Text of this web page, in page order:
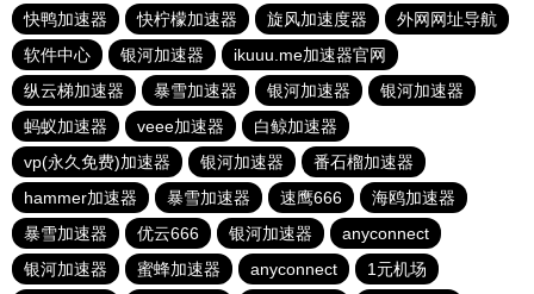
快鸭加速器
快柠檬加速器 旋风加速度器
外网网址导航
软件中心
银河加速器
ikuuu.me加速器官网
纵云梯加速器
暴雪加速器 银河加速器
银河加速器
蚂蚁加速器
veee加速器
白鲸加速器
vp(永久免费)加速器
银河加速器
番石榴加速器
hammer加速器
暴雪加速器 速鹰666
海鸥加速器
暴雪加速器
优云666 银河加速器
anyconnect
银河加速器
蜜蜂加速器 anyconnect
1元机场